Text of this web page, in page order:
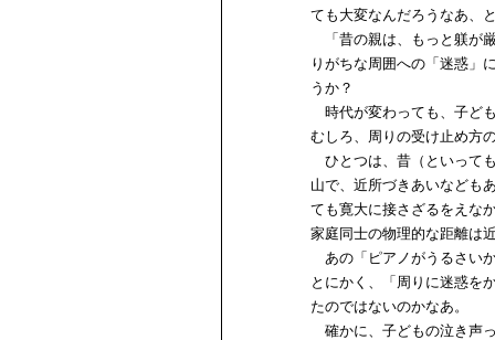
ても大変なんだろうなあ、
「昔の親は、もっと躾が
りがちな周囲への「迷惑」
うか？
時代が変わっても、子ど
むしろ、周りの受け止め方
ひとつは、昔（といって
山で、近所づきあいなども
ても寛大に接さざるをえな
家庭同士の物理的な距離は
あの「ピアノがうるさい
とにかく、「周りに迷惑を
たのではないのかなあ。
確かに、子どもの泣き声